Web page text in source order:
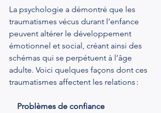
La psychologie a démontré que les
traumatismes vécus durant l’enfance
peuvent altérer le développement
émotionnel et social, créant ainsi des
schémas qui se perpétuent à l’âge
adulte. Voici quelques façons dont ces
traumatismes affectent les relations :
Problèmes de confiance